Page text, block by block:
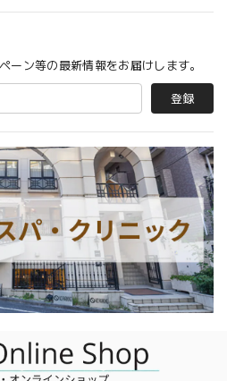
ーン等の最新情報をお届けします。
登録